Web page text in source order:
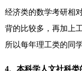
经济类的数学考研相
背的比较多，再加上
所以每年理工类的同
4、本科学人文社科类